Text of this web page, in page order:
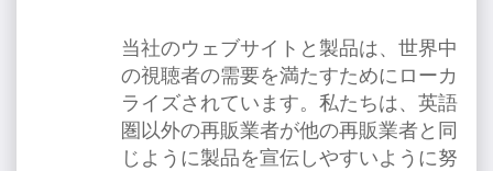
当社のウェブサイトと製品は、世界中
の視聴者の需要を満たすためにローカ
ライズされています。私たちは、英語
圏以外の再販業者が他の再販業者と同
じように製品を宣伝しやすいように努